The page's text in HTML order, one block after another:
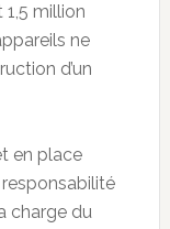
million
ne
d’un
en place
charge du